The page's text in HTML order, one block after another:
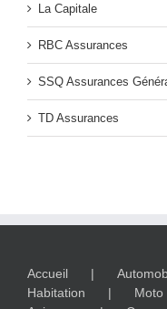
La Capitale
RBC Assurances
SSQ Assurances
TD Assurances
Accueil
Habitation
Moto